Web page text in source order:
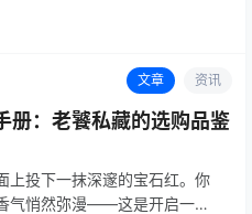
？ 首先澄清个小误会。Av…
文章 资讯
：老饕私藏的选购品鉴
上投下一抹深邃的宝石红。你
气悄然弥漫——这是开启一瓶